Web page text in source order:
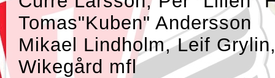
Tomas"Kuben" Andersson
Mikael Lindholm, Leif
Wikegård mfl